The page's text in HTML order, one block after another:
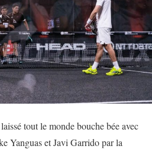
tout le monde bouche bée avec
Yanguas et Javi Garrido par la